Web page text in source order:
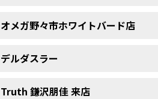
オメガ野々市ホワイトバード店
デルダスラー
Truth 鎌沢朋佳 来店